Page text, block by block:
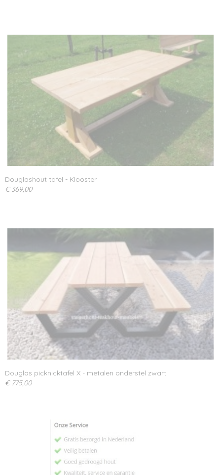
Douglashout tafel - Klooster
€ 369,00
Douglas picknicktafel X - metalen onderstel zwart
€ 775,00